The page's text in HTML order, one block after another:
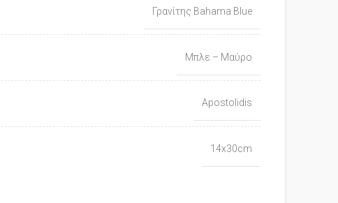
Γρανίτης Bahama Blue
Μπλε – Μαύρο
Apostolidis
14x30cm